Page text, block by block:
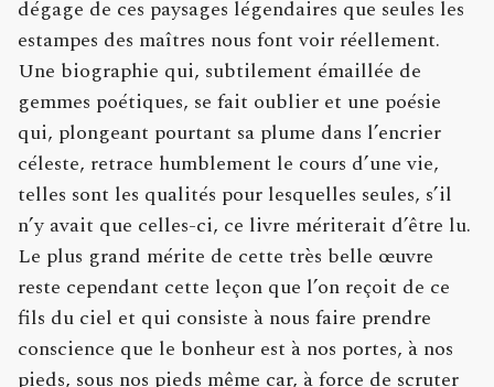
dégage de ces paysages légendaires que seules les
estampes des maîtres nous font voir réellement.
Une biographie qui, subtilement émaillée de
gemmes poétiques, se fait oublier et une poésie
qui, plongeant pourtant sa plume dans l’encrier
céleste, retrace humblement le cours d’une vie,
telles sont les qualités pour lesquelles seules, s’il
n’y avait que celles-ci, ce livre mériterait d’être lu.
Le plus grand mérite de cette très belle œuvre
reste cependant cette leçon que l’on reçoit de ce
fils du ciel et qui consiste à nous faire prendre
conscience que le bonheur est à nos portes, à nos
pieds, sous nos pieds même car, à force de scruter